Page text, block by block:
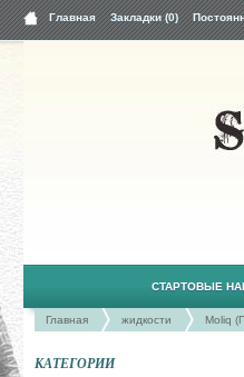
Главная Закладки (0)
СТАРТОВЫЕ
Главная жидкости Moliq
КАТЕГОРИИ